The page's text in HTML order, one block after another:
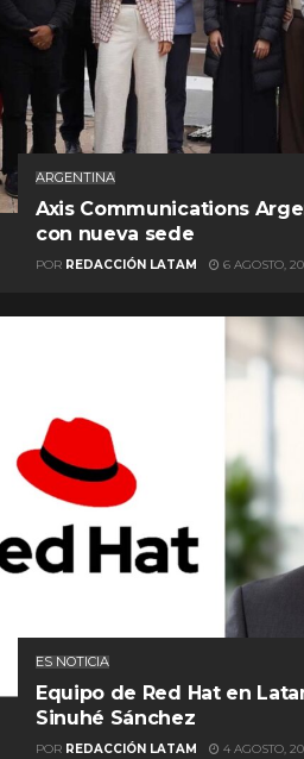
ARGENTINA
Axis Communications
con nueva sede
POR REDACCIÓN LATAM 6 AGOSTO,
ES NOTICIA
Equipo de Red Hat en
Sinuhé Sánchez
POR REDACCIÓN LATAM 4 AGOSTO,